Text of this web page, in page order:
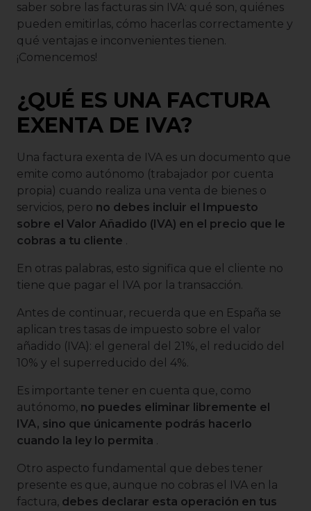
saber sobre las facturas sin IVA: qué son, quiénes
pueden emitirlas, cómo hacerlas correctamente y
qué ventajas e inconvenientes tienen.
¡Comencemos!
¿QUÉ ES UNA FACTURA
EXENTA DE IVA?
Una factura exenta de IVA es un documento que
emite como autónomo (trabajador por cuenta
propia) cuando realiza una venta de bienes o
servicios, pero no debes incluir el Impuesto
sobre el Valor Añadido (IVA) en el precio que le
cobras a tu cliente .
En otras palabras, esto significa que el cliente no
tiene que pagar el IVA por la transacción.
Antes de continuar, recuerda que en España se
aplican tres tasas de impuesto sobre el valor
añadido (IVA): el general del 21%, el reducido del
10% y el superreducido del 4%.
Es importante tener en cuenta que, como
autónomo, no puedes eliminar libremente el
IVA, sino que únicamente podrás hacerlo
cuando la ley lo permita .
Otro aspecto fundamental que debes tener
presente es que, aunque no cobras el IVA en la
factura, debes declarar esta operación en tus